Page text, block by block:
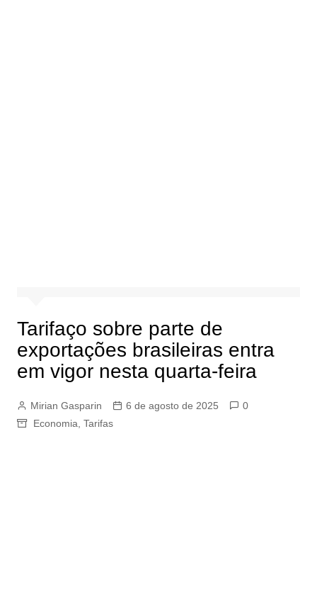
Tarifaço sobre parte de
exportações brasileiras entra
em vigor nesta quarta-feira
Mirian Gasparin 6 de agosto de 2025
0
Economia Tarifas